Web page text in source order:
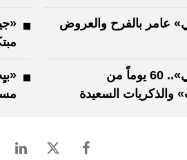
عامر بالفرح والعروض
«صيف دبي».. 60 يوماً من
والذكريات السعيدة